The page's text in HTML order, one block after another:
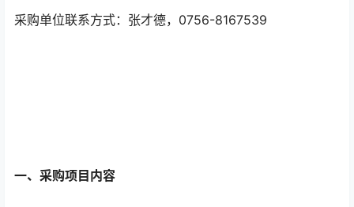
采购单位联系方式：张才德，0756-8167539
一、采购项目内容